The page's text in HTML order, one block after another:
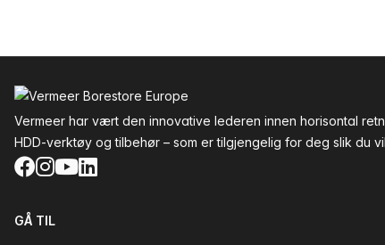
Vermeer har vært den innovative lederen innen horisontal
HDD-verktøy og tilbehør – som er tilgjengelig for deg slik du
Facebook
Instagram
YouTube
LinkedIn
GÅ TIL